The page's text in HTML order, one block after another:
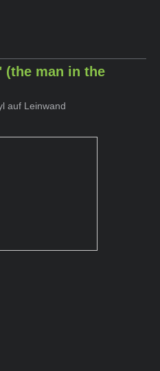
(the man in the
auf Leinwand